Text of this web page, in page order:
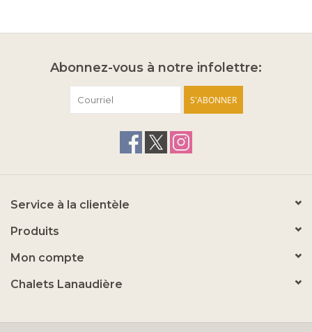
Abonnez-vous à notre infolettre:
S'ABONNER
Service à la clientèle
Produits
Mon compte
Chalets Lanaudière